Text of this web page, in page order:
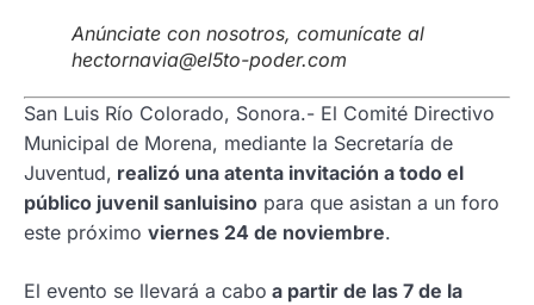
Anúnciate con nosotros, comunícate al
hectornavia@el5to-poder.com
San Luis Río Colorado, Sonora.- El Comité Directivo
Municipal de Morena, mediante la Secretaría de
Juventud, realizó una atenta invitación a todo el
público juvenil sanluisino para que asistan a un foro
este próximo viernes 24 de noviembre.
El evento se llevará a cabo a partir de las 7 de la